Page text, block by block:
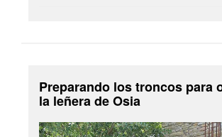
Preparando los troncos para
la leñera de Osia